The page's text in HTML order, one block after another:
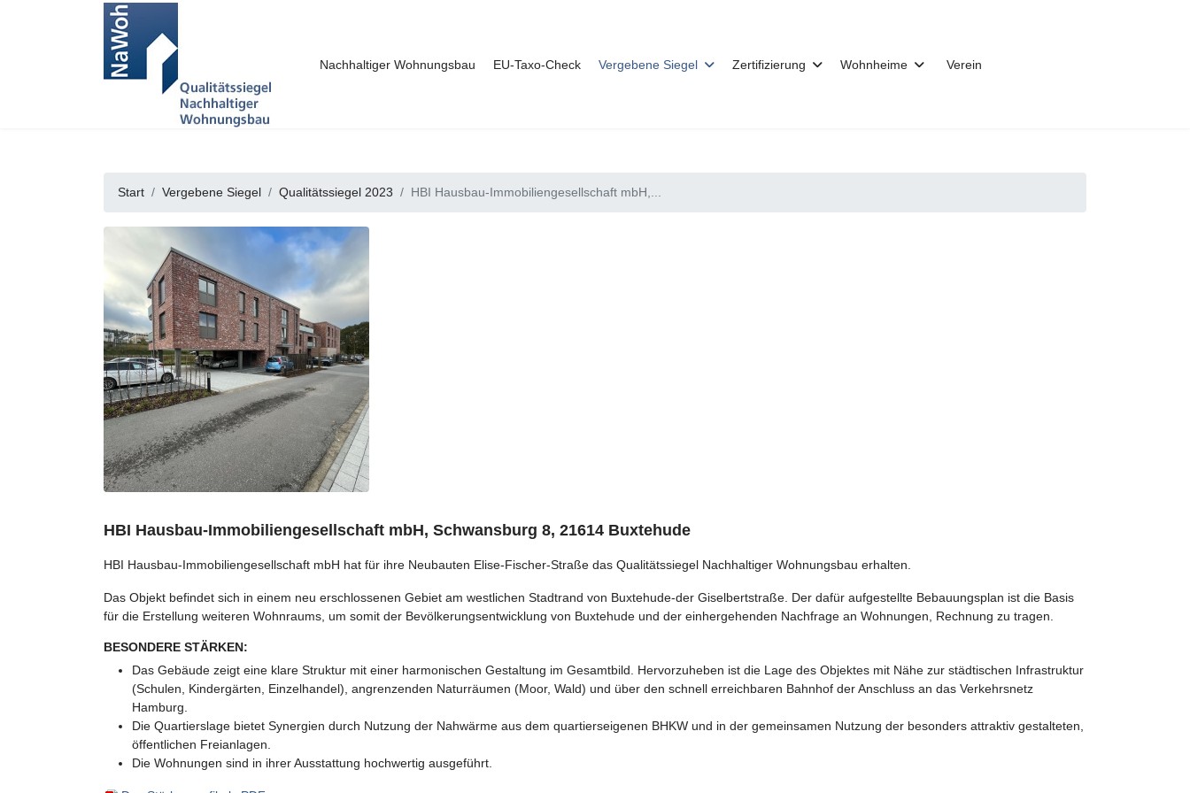
Nachhaltiger Wohnungsbau EU-Taxo-Check Vergebene Siegel Zertifizierung Wohnheime Verein
Start Vergebene Siegel Qualitätssiegel 2023 HBI Hausbau-Immobiliengesellschaft mbH,...
HBI Hausbau-Immobiliengesellschaft mbH, Schwansburg 8, 21614 Buxtehude
HBI Hausbau-Immobiliengesellschaft mbH hat für ihre Neubauten Elise-Fischer-Straße das Qualitätssiegel Nachhaltiger Wohnungsbau erhalten.
Das Objekt befindet sich in einem neu erschlossenen Gebiet am westlichen Stadtrand von Buxtehude-der Giselbertstraße. Der dafür aufgestellte Bebauungsplan ist die Basis
für die Erstellung weiteren Wohnraums, um somit der Bevölkerungsentwicklung von Buxtehude und der einhergehenden Nachfrage an Wohnungen, Rechnung zu tragen.
BESONDERE STÄRKEN:
Das Gebäude zeigt eine klare Struktur mit einer harmonischen Gestaltung im Gesamtbild. Hervorzuheben ist die Lage des Objektes mit Nähe zur städtischen Infrastruktur
(Schulen, Kindergärten, Einzelhandel), angrenzenden Naturräumen (Moor, Wald) und über den schnell erreichbaren Bahnhof der Anschluss an das Verkehrsnetz
Hamburg.
Die Quartierslage bietet Synergien durch Nutzung der Nahwärme aus dem quartierseigenen BHKW und in der gemeinsamen Nutzung der besonders attraktiv gestalteten,
öffentlichen Freianlagen.
Die Wohnungen sind in ihrer Ausstattung hochwertig ausgeführt.